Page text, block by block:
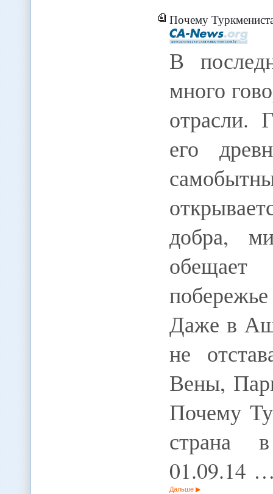
Почему
В
много
отрасли.
его
добра,
обещает
Даже в
не
Вены,
Почему
страна
01.09.14
Дальше